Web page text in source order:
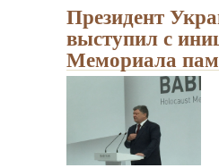
Президент
выступил с
Мемориала